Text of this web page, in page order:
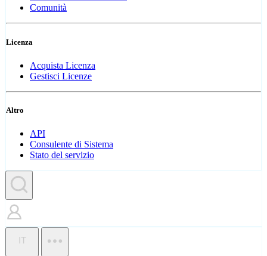
Comunità
Licenza
Acquista Licenza
Gestisci Licenze
Altro
API
Consulente di Sistema
Stato del servizio
IT